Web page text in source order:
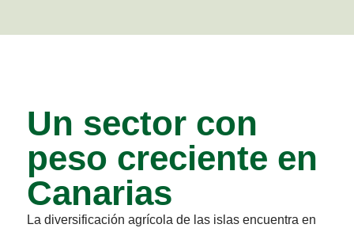
Un sector con
peso creciente en
Canarias
La diversificación agrícola de las islas encuentra en